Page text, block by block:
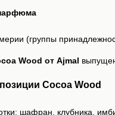
(группы
Wood от Ajmal
Cocoa Wood
шафран, клубника,